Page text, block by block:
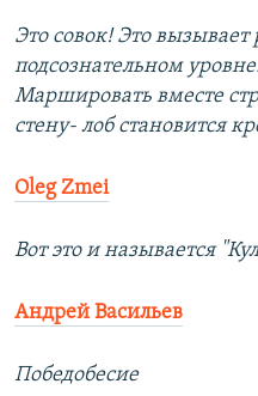
Это совок! Это
подсознательном
Маршировать вместе
стену- лоб становится
Oleg Zmei
Вот это и называется
Андрей Васильев
Победобесие